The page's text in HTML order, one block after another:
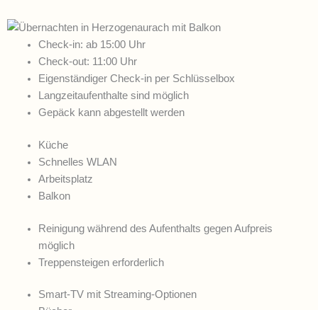
Check-in: ab 15:00 Uhr
Check-out: 11:00 Uhr
Eigenständiger Check-in per Schlüsselbox
Langzeitaufenthalte sind möglich
Gepäck kann abgestellt werden
Küche
Schnelles WLAN
Arbeitsplatz
Balkon
Reinigung während des Aufenthalts gegen Aufpreis
möglich
Treppensteigen erforderlich
Smart-TV mit Streaming-Optionen